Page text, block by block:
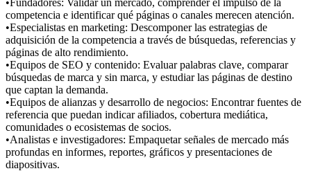
competencia e identificar qué páginas o canales merecen atención.
•Especialistas en marketing: Descomponer las estrategias de
adquisición de la competencia a través de búsquedas, referencias y
páginas de alto rendimiento.
•Equipos de SEO y contenido: Evaluar palabras clave, comparar
búsquedas de marca y sin marca, y estudiar las páginas de destino
que captan la demanda.
•Equipos de alianzas y desarrollo de negocios: Encontrar fuentes de
referencia que puedan indicar afiliados, cobertura mediática,
comunidades o ecosistemas de socios.
•Analistas e investigadores: Empaquetar señales de mercado más
profundas en informes, reportes, gráficos y presentaciones de
diapositivas.